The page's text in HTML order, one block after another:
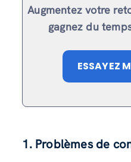
Augmentez votre
gagnez du
ESSAYEZ
1. Problèmes de